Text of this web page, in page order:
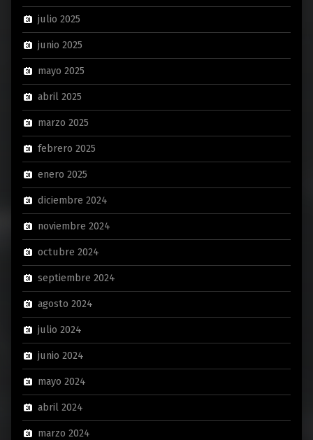
julio 2025
junio 2025
mayo 2025
abril 2025
marzo 2025
febrero 2025
enero 2025
diciembre 2024
noviembre 2024
octubre 2024
septiembre 2024
agosto 2024
julio 2024
junio 2024
mayo 2024
abril 2024
marzo 2024